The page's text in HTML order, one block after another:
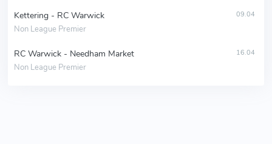
Kettering - RC Warwick
Non League Premier
09.04
RC Warwick - Needham Market
Non League Premier
16.04